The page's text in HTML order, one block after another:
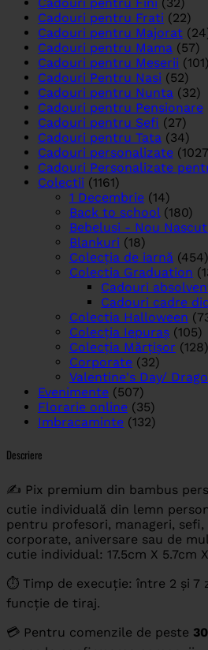
Cadouri pentru Frati (22)
Cadouri pentru Majorat
Cadouri pentru Mama (57)
Cadouri pentru Meserii (101)
Cadouri Pentru Nasi (52)
Cadouri pentru Nunta (32)
Cadouri pentru Pensionare
Cadouri pentru Sefi (27)
Cadouri pentru Tata (34)
Cadouri personalizate
Cadouri Personalizate
Colectii (1161)
1 Decembrie (14)
Back to school (180)
Bebelusi - Nou
Blankuri (18)
Colecția de iarnă (454)
Colectia Graduation
Cadouri
Cadouri cadre
Colectia Halloween
Colecția Iepuraș (105)
Colecția Mărțișor (128)
Corporate (32)
Valentine's Day/
Evenimente (507)
Florarie online (35)
Imbracaminte (132)
Descriere
✍️ Pix premium din bambus
cutie individuală din lemn
pentru profesori, manageri,
corporate, aniversare sau de
cutie individual: 17.5cm X 5.7cm
⏱️ Timp de execuție: între 2 și 7
funcție de tiraj.
💳 Pentru comenzile de peste